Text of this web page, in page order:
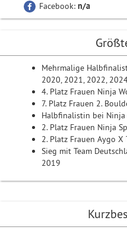
Facebook: n/a
Mehrmalige
2020, 2021, 2022,
4. Platz Frauen Ninja
7. Platz Frauen 2.
Halbfinalistin bei Ninja
2. Platz Frauen Ninja
2. Platz Frauen Aygo X
Sieg mit Team
2019